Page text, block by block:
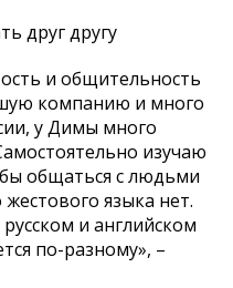
друг другу
и общительность
компанию и много
у Димы много
изучаю
общаться с людьми
языка нет.
и английском
по-разному», –